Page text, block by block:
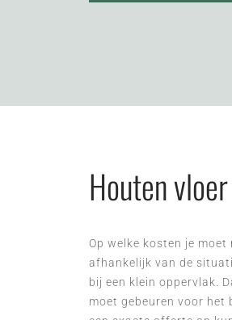
Houten
Op welke kosten je
afhankelijk van de
bij een klein oppervlak.
moet gebeuren voor